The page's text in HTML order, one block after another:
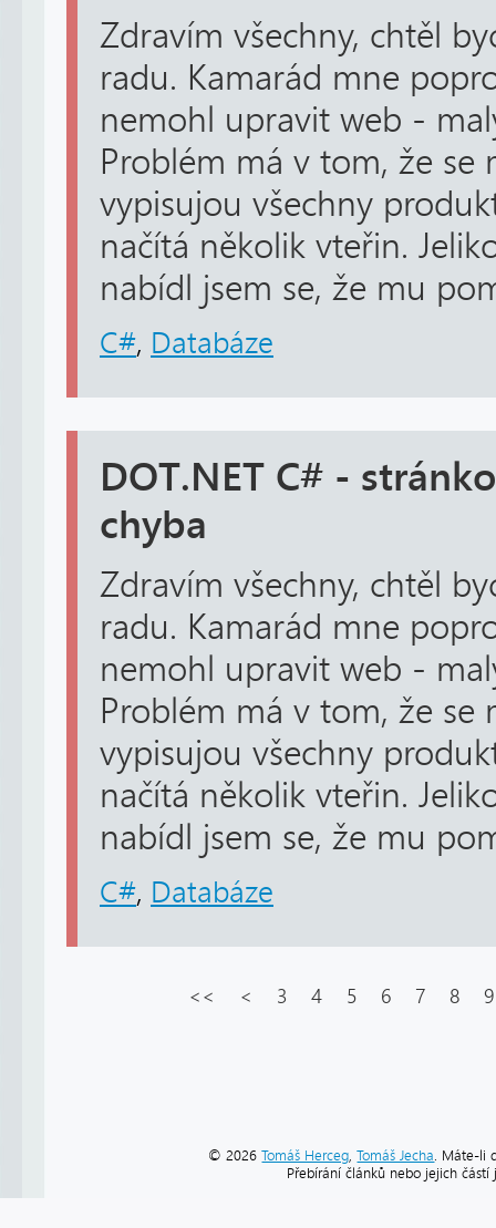
Zdravím všechny, chtěl
radu. Kamarád mne
nemohl upravit web -
Problém má v tom, že se
vypisujou všechny
načítá několik vteřin.
nabídl jsem se, že mu
C#, Databáze
DOT.NET C# -
chyba
Zdravím všechny, chtěl
radu. Kamarád mne
nemohl upravit web -
Problém má v tom, že se
vypisujou všechny
načítá několik vteřin.
nabídl jsem se, že mu
C#, Databáze
<< < 3 4 5 6 7 8 9
© 2026Tomáš Herceg ,Tomáš Jecha . Máte-li
Přebírání článků nebo jejich